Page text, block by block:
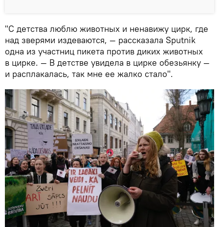
"С детства люблю животных и ненавижу цирк, где
над зверями издеваются, — рассказала Sputnik
одна из участниц пикета против диких животных
в цирке. — В детстве увидела в цирке обезьянку —
и расплакалась, так мне ее жалко стало".